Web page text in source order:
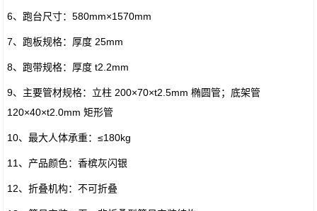
6、跑台尺寸：580mm×1570mm
7、跑板规格：厚度 25mm
8、跑带规格：厚度 t2.2mm
9、主要管材规格：立柱 200×70×t2.5mm 椭圆管；底架管
120×40×t2.0mm 矩形管
10、最大人体承重：≤180kg
11、产品颜色：香槟灰闪银
12、折叠机构：不可折叠